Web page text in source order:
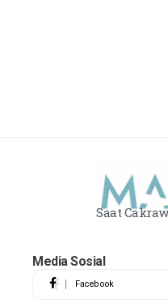
Saat
Media Sosial
Facebook